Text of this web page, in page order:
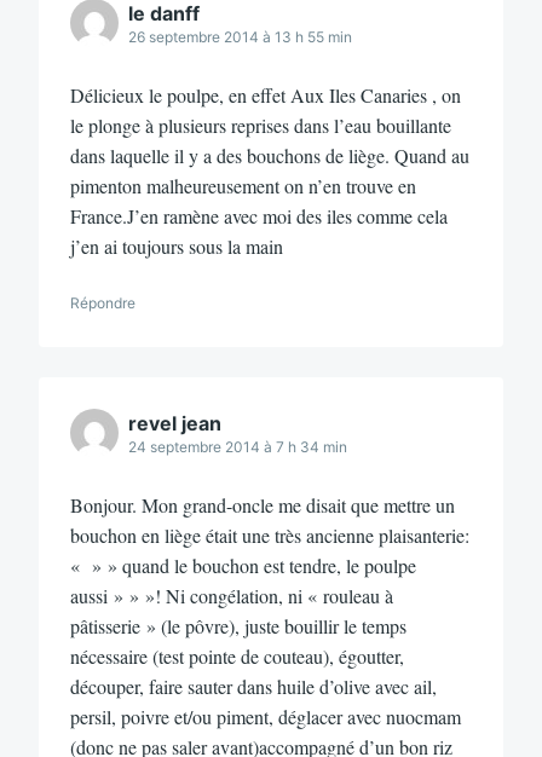
le danff
26 septembre 2014 à 13 h 55 min
Délicieux le poulpe, en effet Aux Iles Canaries , on
le plonge à plusieurs reprises dans l’eau bouillante
dans laquelle il y a des bouchons de liège. Quand au
pimenton malheureusement on n’en trouve en
France.J’en ramène avec moi des iles comme cela
j’en ai toujours sous la main
Répondre
revel jean
24 septembre 2014 à 7 h 34 min
Bonjour. Mon grand-oncle me disait que mettre un
bouchon en liège était une très ancienne plaisanterie:
« » » quand le bouchon est tendre, le poulpe
aussi » » »! Ni congélation, ni « rouleau à
pâtisserie » (le pôvre), juste bouillir le temps
nécessaire (test pointe de couteau), égoutter,
découper, faire sauter dans huile d’olive avec ail,
persil, poivre et/ou piment, déglacer avec nuocmam
(donc ne pas saler avant)accompagné d’un bon riz